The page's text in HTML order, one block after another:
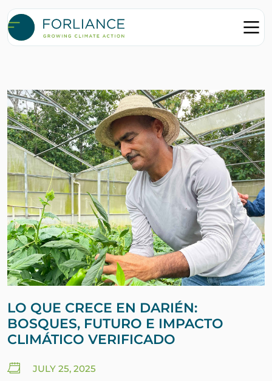
LO QUE CRECE EN DARIÉN:
BOSQUES, FUTURO E IMPACTO
CLIMÁTICO VERIFICADO
JULY 25, 2025